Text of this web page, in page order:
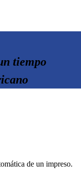
tiempo
de un impreso.